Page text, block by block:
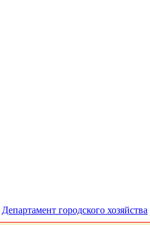
Департамент городского хозяйства